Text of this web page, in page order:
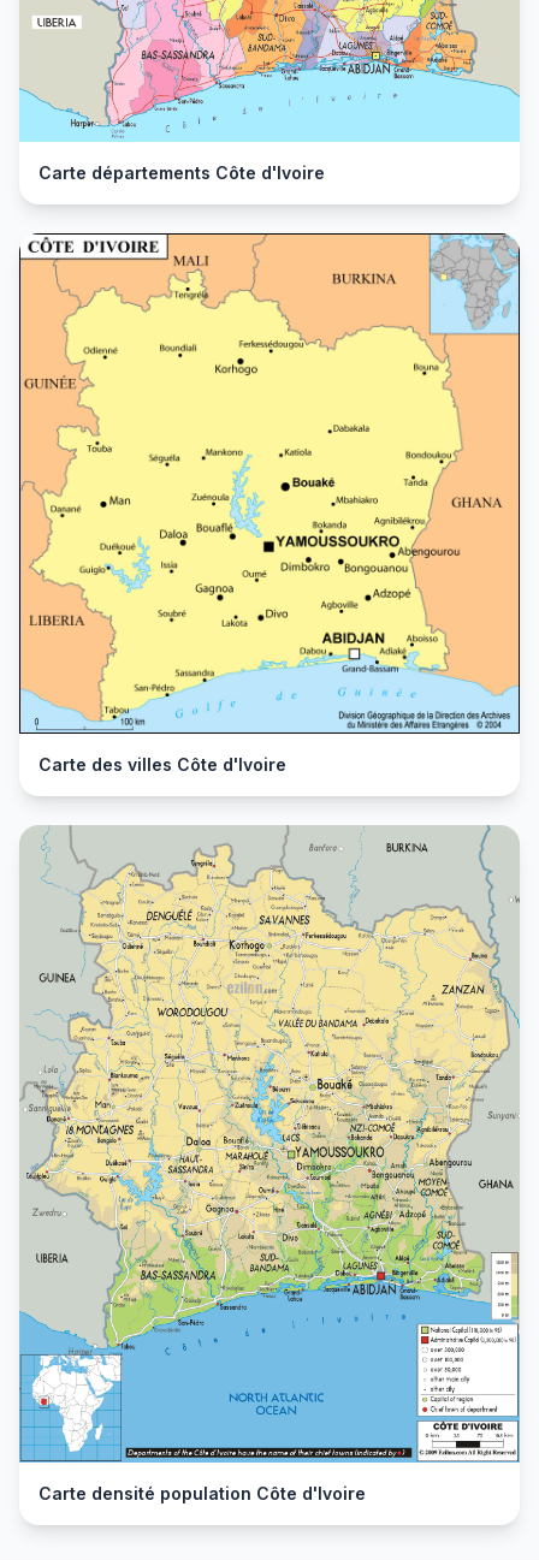
Carte départements Côte d'Ivoire
Carte des villes Côte d'Ivoire
Carte densité population Côte d'Ivoire